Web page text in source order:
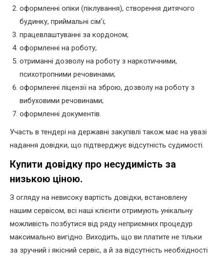
оформленні опіки (піклування), створення дитячого
будинку, приймальні сім’ї;
працевлаштуванні за кордоном;
оформленні на роботу;
отриманні дозволу на роботу з наркотичними,
психотропними речовинами;
оформленні ліцензії на зброю, дозволу на роботу з
вибуховими речовинами;
оформленні документів.
Участь в тендері на державні закупівлі також має на увазі
надання довідки, що підтверджує відсутність судимості.
Купити довідку про несудимість за
низькою ціною.
З огляду на невисоку вартість довідки, встановлену
нашим сервісом, всі наші клієнти отримують унікальну
можливість позбутися від ряду неприємних процедур
максимально вигідно. Виходить, що ви платите не тільки
за зручний і якісний сервіс, а й за відсутність необхідності